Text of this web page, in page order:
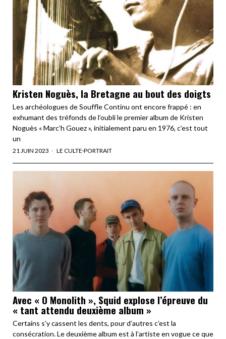
Kristen Noguès, la Bretagne au bout des doigts
Les archéologues de Souffle Continu ont encore frappé : en
exhumant des tréfonds de l’oubli le premier album de Kristen
Noguès « Marc’h Gouez », initialement paru en 1976, c’est tout
un
21 JUIN 2023 LE CULTE·PORTRAIT
Avec « O Monolith », Squid explose l’épreuve du
« tant attendu deuxième album »
Certains s’y cassent les dents, pour d’autres c’est la
consécration. Le deuxième album est à l’artiste en vogue ce que